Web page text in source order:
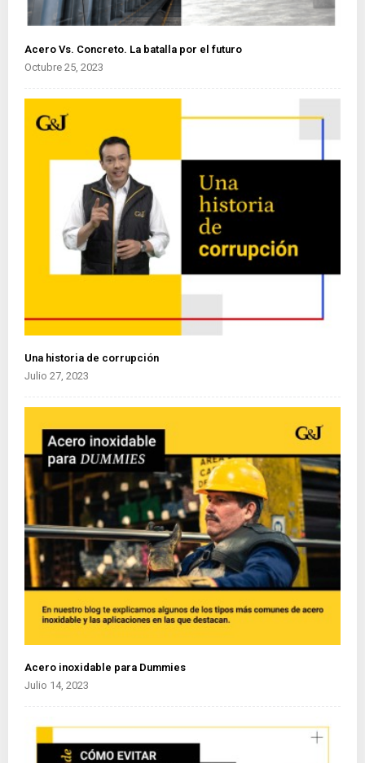
Acero Vs. Concreto. La batalla por el futuro
Octubre 25, 2023
Una historia de corrupción
Julio 27, 2023
Acero inoxidable para Dummies
Julio 14, 2023